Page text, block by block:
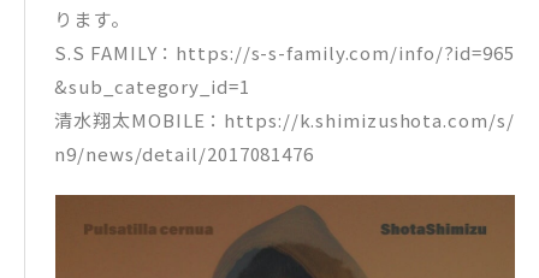
ります。
S.S FAMILY：https://s-s-family.com/info/?id=965
&sub_category_id=1
清水翔太MOBILE：https://k.shimizushota.com/s/
n9/news/detail/2017081476